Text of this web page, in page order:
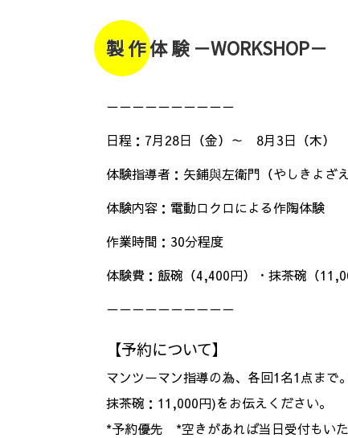
製 作 体 験 －WORKSHOP－
－－－－－－－－－－
日程：7月28日（金）～ 8月3日（木）
体験指導者：矢鋪與左衛門（やしきよざえ
体験内容：電動ロクロによる作陶体験
作業時間：30分程度
体験費：飯碗（4,400円）・抹茶碗（
－－－－－－－－－－
【予約について】
マンツーマン指導の為、各回1名1点ま
抹茶碗：11,000円)をお伝えください。
*予約優先 *空きがあれば当日受付もいた